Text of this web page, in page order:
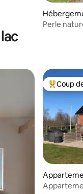
Perle
: 4,68 sur 5
appréciés Coups de
Coup